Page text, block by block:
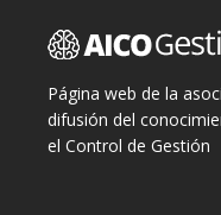
Página web de la
difusión del
el Control de Gestión